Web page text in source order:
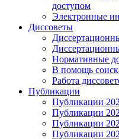
доступом
Электронные
Диссоветы
Нормативные
В помощь
Работа
Публикации
Публикации
Публикации
Публикации
Публикации